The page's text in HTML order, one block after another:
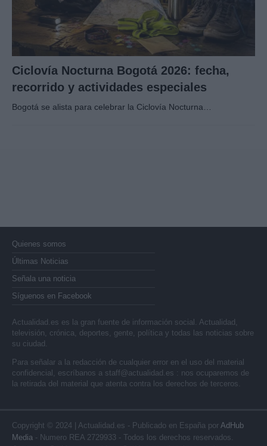
Ciclovía Nocturna Bogotá 2026: fecha,
recorrido y actividades especiales
Bogotá se alista para celebrar la Ciclovía Nocturna…
Quienes somos
Últimas Noticias
Señala una noticia
Síguenos en Facebook
Actualidad.es es la gran fuente de información social. Actualidad,
televisión, crónica, deportes, gente, política y todas las noticias sobre
su ciudad.
Para señalar a la redacción de cualquier error en el uso del material
confidencial, escríbanos a staff@actualidad.es : nos ocuparemos de
la retirada del material que atenta contra los derechos de terceros.
Copyright © 2024 | Actualidad.es - Publicado en España por AdHub
Media - Numero REA 2729933 - Todos los derechos reservados.